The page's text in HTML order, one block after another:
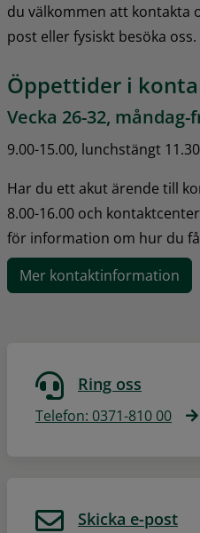
du välkommen att kontakta
post eller fysiskt besöka oss.
Öppettider i
Vecka 26-32, måndag-
9.00-15.00, lunchstängt
Har du ett akut ärende till
8.00-16.00 och
för information om hur du
Mer kontaktinformation
Ring oss
Telefon: 0371-810 00
Skicka e-post